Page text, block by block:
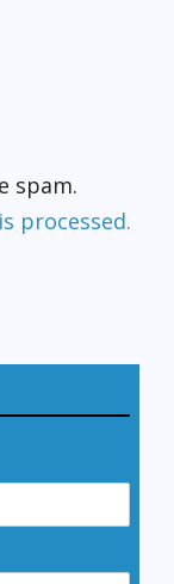
spam.
processed.